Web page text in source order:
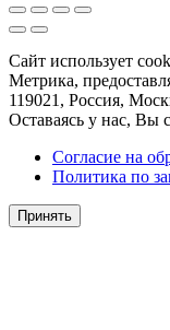
Сайт использует
Метрика,
119021, Россия,
Оставаясь у нас, Вы
Согласие на
Политика по
Принять